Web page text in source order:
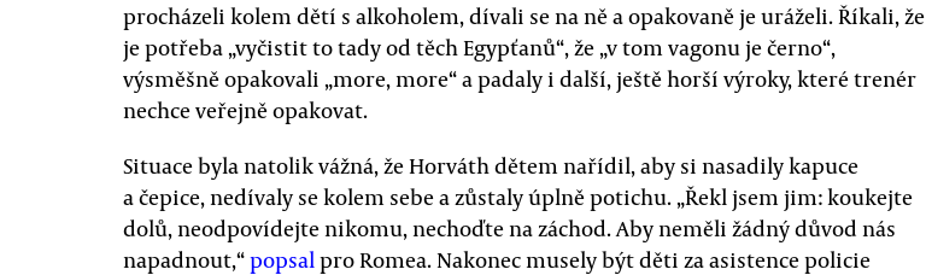
procházeli kolem dětí s alkoholem, dívali se na ně a opakovaně je uráželi. Říkali, že
je potřeba „vyčistit to tady od těch Egypťanů“, že „v tom vagonu je černo“,
výsměšně opakovali „more, more“ a padaly i další, ještě horší výroky, které trenér
nechce veřejně opakovat.
Situace byla natolik vážná, že Horváth dětem nařídil, aby si nasadily kapuce
a čepice, nedívaly se kolem sebe a zůstaly úplně potichu. „Řekl jsem jim: koukejte
dolů, neodpovídejte nikomu, nechoďte na záchod. Aby neměli žádný důvod nás
napadnout,“popsalpro Romea. Nakonec musely být děti za asistence policie